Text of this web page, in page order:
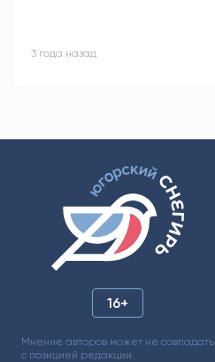
3 года назад
16+
Мнение авторов может не совпадать
с позицией редакции.